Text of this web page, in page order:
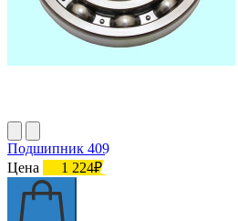
Подшипник 409
Цена
1 224₽